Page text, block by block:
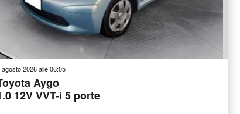
agosto 2026 alle 06:05
Aygo
12V VVT-i 5 porte